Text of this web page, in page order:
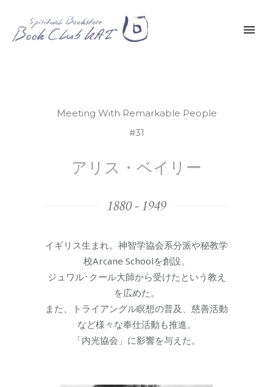
Meeting With Remarkable People
#31
アリス・ベイリー
1880 - 1949
イギリス生まれ。神智学協会系分派や秘教学
校Arcane Schoolを創設。
ジュワル･クール大師から受けたという教え
を広めた。
また、トライアングル瞑想の普及、慈善活動
など様々な奉仕活動も推進。
「内光協会」に影響を与えた。